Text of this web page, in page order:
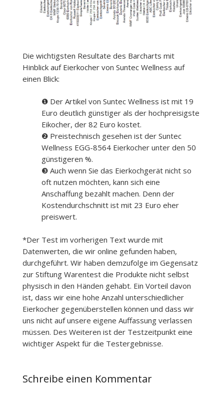
Die wichtigsten Resultate des Barcharts mit
Hinblick auf Eierkocher von Suntec Wellness auf
einen Blick:
❶ Der Artikel von Suntec Wellness ist mit 19
Euro deutlich günstiger als der hochpreisigste
Eikocher, der 82 Euro kostet.
❷ Preistechnisch gesehen ist der Suntec
Wellness EGG-8564 Eierkocher unter den 50
günstigeren %.
❸ Auch wenn Sie das Eierkochgerät nicht so
oft nutzen möchten, kann sich eine
Anschaffung bezahlt machen. Denn der
Kostendurchschnitt ist mit 23 Euro eher
preiswert.
*Der Test im vorherigen Text wurde mit
Datenwerten, die wir online gefunden haben,
durchgeführt. Wir haben demzufolge im Gegensatz
zur Stiftung Warentest die Produkte nicht selbst
physisch in den Händen gehabt. Ein Vorteil davon
ist, dass wir eine hohe Anzahl unterschiedlicher
Eierkocher gegenüberstellen können und dass wir
uns nicht auf unsere eigene Auffassung verlassen
müssen. Des Weiteren ist der Testzeitpunkt eine
wichtiger Aspekt für die Testergebnisse.
Schreibe einen Kommentar